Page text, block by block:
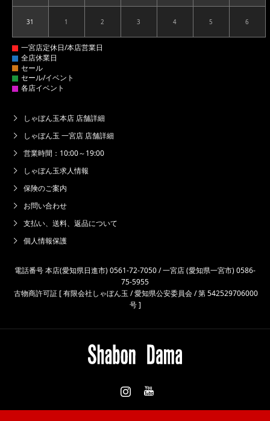
312026.08.31 12026.09.01 22026.09.02 32026.09.03 42026.09.04 52026.09.05 6
しゃぼん玉本店 店舗詳細
しゃぼん玉 一宮店 店舗詳細
営業時間：10:00～19:00
しゃぼん玉求人情報
保険のご案内
お問い合わせ
支払い、送料、返品について
個人情報保護
電話番号 本店(愛知県日進市) 0561-72-7050 / 一宮店 (愛知県一宮市) 0586-
75-5955
古物商許可証 [ 有限会社しゃぼん玉 / 愛知県公安委員会 / 第 542529706000
号 ]